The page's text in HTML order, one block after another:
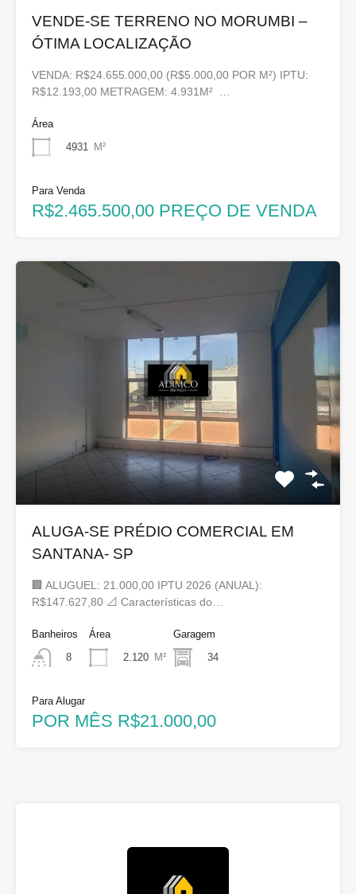
VENDE-SE TERRENO NO MORUMBI –
ÓTIMA LOCALIZAÇÃO
VENDA: R$24.655.000,00 (R$5.000,00 POR M²) IPTU:
R$12.193,00 METRAGEM: 4.931M² …
Área
4931
M²
Para Venda
R$2.465.500,00 PREÇO DE VENDA
ALUGA-SE PRÉDIO COMERCIAL EM
SANTANA- SP
🏢 ALUGUEL: 21.000,00 IPTU 2026 (ANUAL):
R$147.627,80 📐 Características do…
Banheiros
8
Área
2.120 M²
Garagem
34
Para Alugar
POR MÊS R$21.000,00